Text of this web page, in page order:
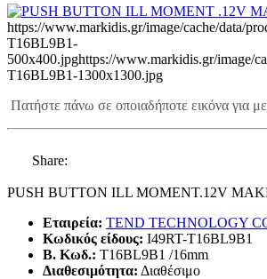
https://www.markidis.gr/image/cache/data/
T16BL9B1-
500x400.jpghttps://www.markidis.gr/image/
T16BL9B1-1300x1300.jpg
Πατήστε πάνω σε οποιαδήποτε εικόνα για
Share:
PUSH BUTTON ILL ΜΟΜΕΝΤ.12V
Εταιρεία: TEND TECHNOLOGY
Κωδικός είδους: I49RT-T16BL9B1
B. Κωδ.: T16BL9B1 /16mm
Διαθεσιμότητα: Διαθέσιμο